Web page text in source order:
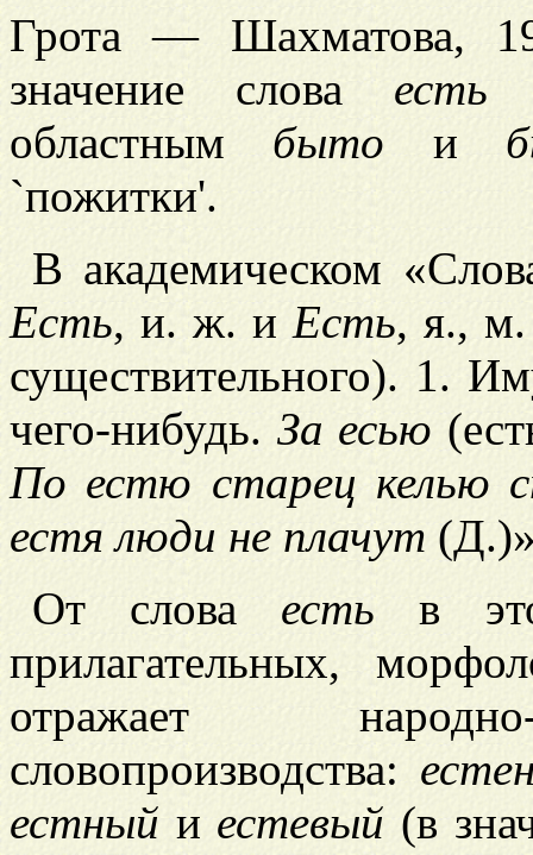
Грота — Шахматова,
значение слова есть
областным быто и
`пожитки'.
В академическом
Есть, и. ж. и Есть, я., м.
существительного). 1.
чего-нибудь. За есью
По естю старец келью
естя люди не плачут
От слова есть в
прилагательных,
отражает
словопроизводства:
естный и естевый (в